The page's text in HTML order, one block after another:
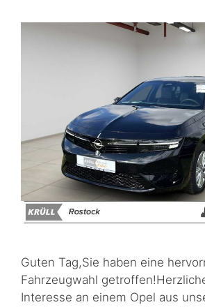
Guten Tag,Sie haben eine
Fahrzeugwahl
Interesse an einem Opel aus